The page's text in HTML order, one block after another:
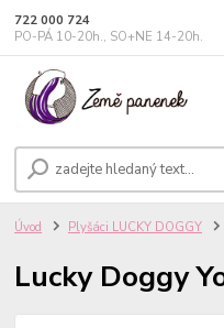
722 000 724
PO-PÁ 10-20h., SO+NE 14-20h.
Úvod Plyšáci LUCKY DOGGY
Lucky Doggy